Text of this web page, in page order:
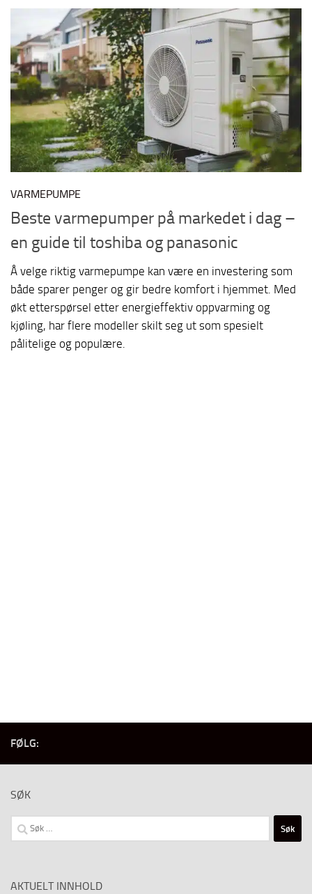
VARMEPUMPE
Beste varmepumper på markedet i dag –
en guide til toshiba og panasonic
Å velge riktig varmepumpe kan være en investering som
både sparer penger og gir bedre komfort i hjemmet. Med
økt etterspørsel etter energieffektiv oppvarming og
kjøling, har flere modeller skilt seg ut som spesielt
pålitelige og populære.
FØLG:
SØK
Søk
etter:
AKTUELT INNHOLD